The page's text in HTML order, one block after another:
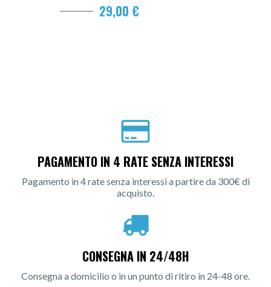
29,00 €
PAGAMENTO IN 4 RATE SENZA INTERESSI
Pagamento in 4 rate senza interessi a partire da 300€ di
acquisto.
CONSEGNA IN 24/48H
Consegna a domicilio o in un punto di ritiro in 24-48 ore.